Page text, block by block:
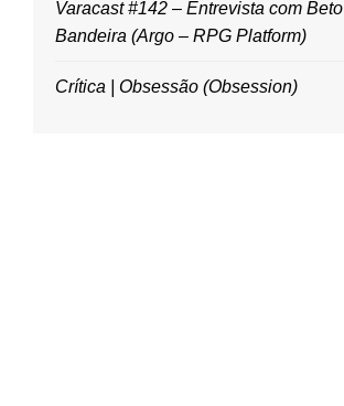
Varacast #142 – Entrevista com Beto
Bandeira (Argo – RPG Platform)
Crítica | Obsessão (Obsession)